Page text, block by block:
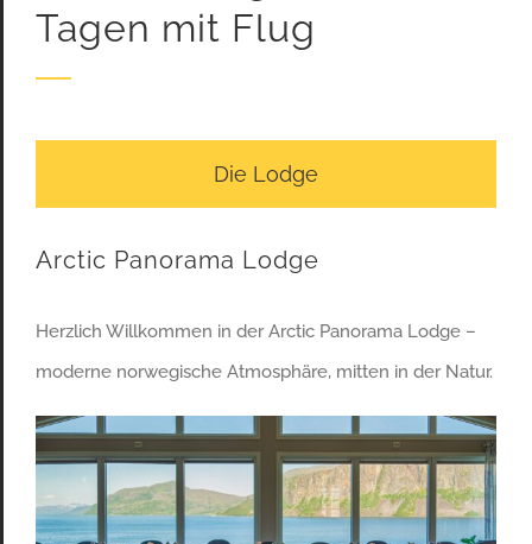
Tagen mit Flug
Die Lodge
Arctic Panorama Lodge
Herzlich Willkommen in der Arctic Panorama Lodge –
moderne norwegische Atmosphäre, mitten in der Natur.